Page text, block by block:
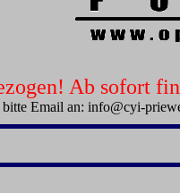
Ab sofort
Email an: info@cyi-